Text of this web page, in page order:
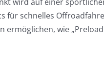
für schnelles
ermöglichen, wie